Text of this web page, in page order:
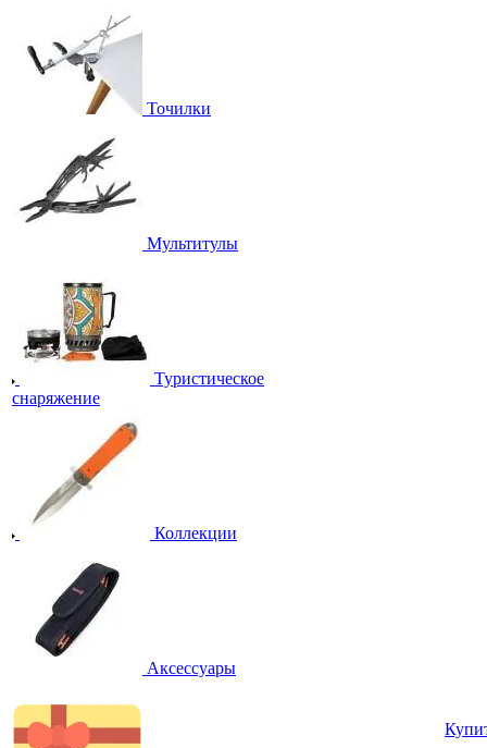
Точилки
Мультитулы
Туристическое
снаряжение
Коллекции
Аксессуары